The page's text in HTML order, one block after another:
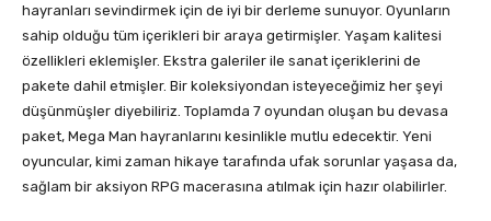
hayranları sevindirmek için de iyi bir derleme sunuyor. Oyunların
sahip olduğu tüm içerikleri bir araya getirmişler. Yaşam kalitesi
özellikleri eklemişler. Ekstra galeriler ile sanat içeriklerini de
pakete dahil etmişler. Bir koleksiyondan isteyeceğimiz her şeyi
düşünmüşler diyebiliriz. Toplamda 7 oyundan oluşan bu devasa
paket, Mega Man hayranlarını kesinlikle mutlu edecektir. Yeni
oyuncular, kimi zaman hikaye tarafında ufak sorunlar yaşasa da,
sağlam bir aksiyon RPG macerasına atılmak için hazır olabilirler.